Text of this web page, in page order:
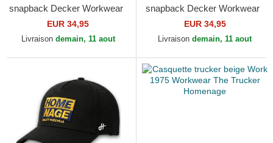
snapback Decker Workwear
The Retro Homenage
EUR 34,95
Livraison demain, 11 aout
snapback Decker Workwear
The Retro Homenage
EUR 34,95
Livraison demain, 11 aout